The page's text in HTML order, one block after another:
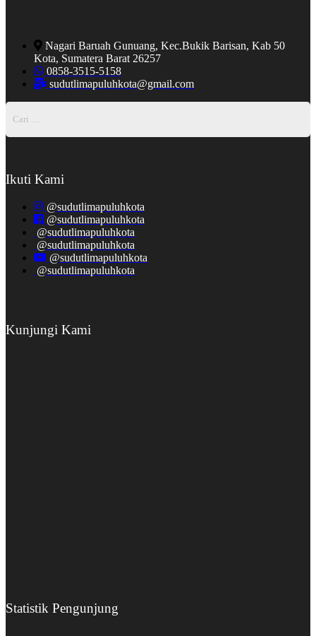
Nagari Baruah Gunuang, Kec.Bukik Barisan, Kab 50
Kota, Sumatera Barat 26257
0858-3515-5158
sudutlimapuluhkota@gmail.com
Ikuti Kami
@sudutlimapuluhkota
@sudutlimapuluhkota
@sudutlimapuluhkota
@sudutlimapuluhkota
@sudutlimapuluhkota
@sudutlimapuluhkota
Kunjungi Kami
Statistik Pengunjung